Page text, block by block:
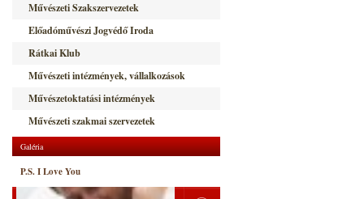
Művészeti Szakszervezetek
Előadóművészi Jogvédő Iroda
Rátkai Klub
Művészeti intézmények, vállalkozások
Művészetoktatási intézmények
Művészeti szakmai szervezetek
Galéria
P.S. I Love You